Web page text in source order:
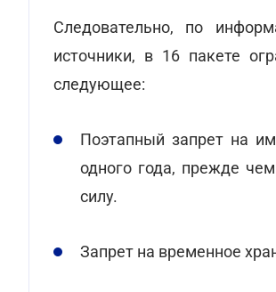
Следовательно, по
источники, в 16 пакете
следующее:
Поэтапный запрет на
одного года, прежде
силу.
Запрет на временное